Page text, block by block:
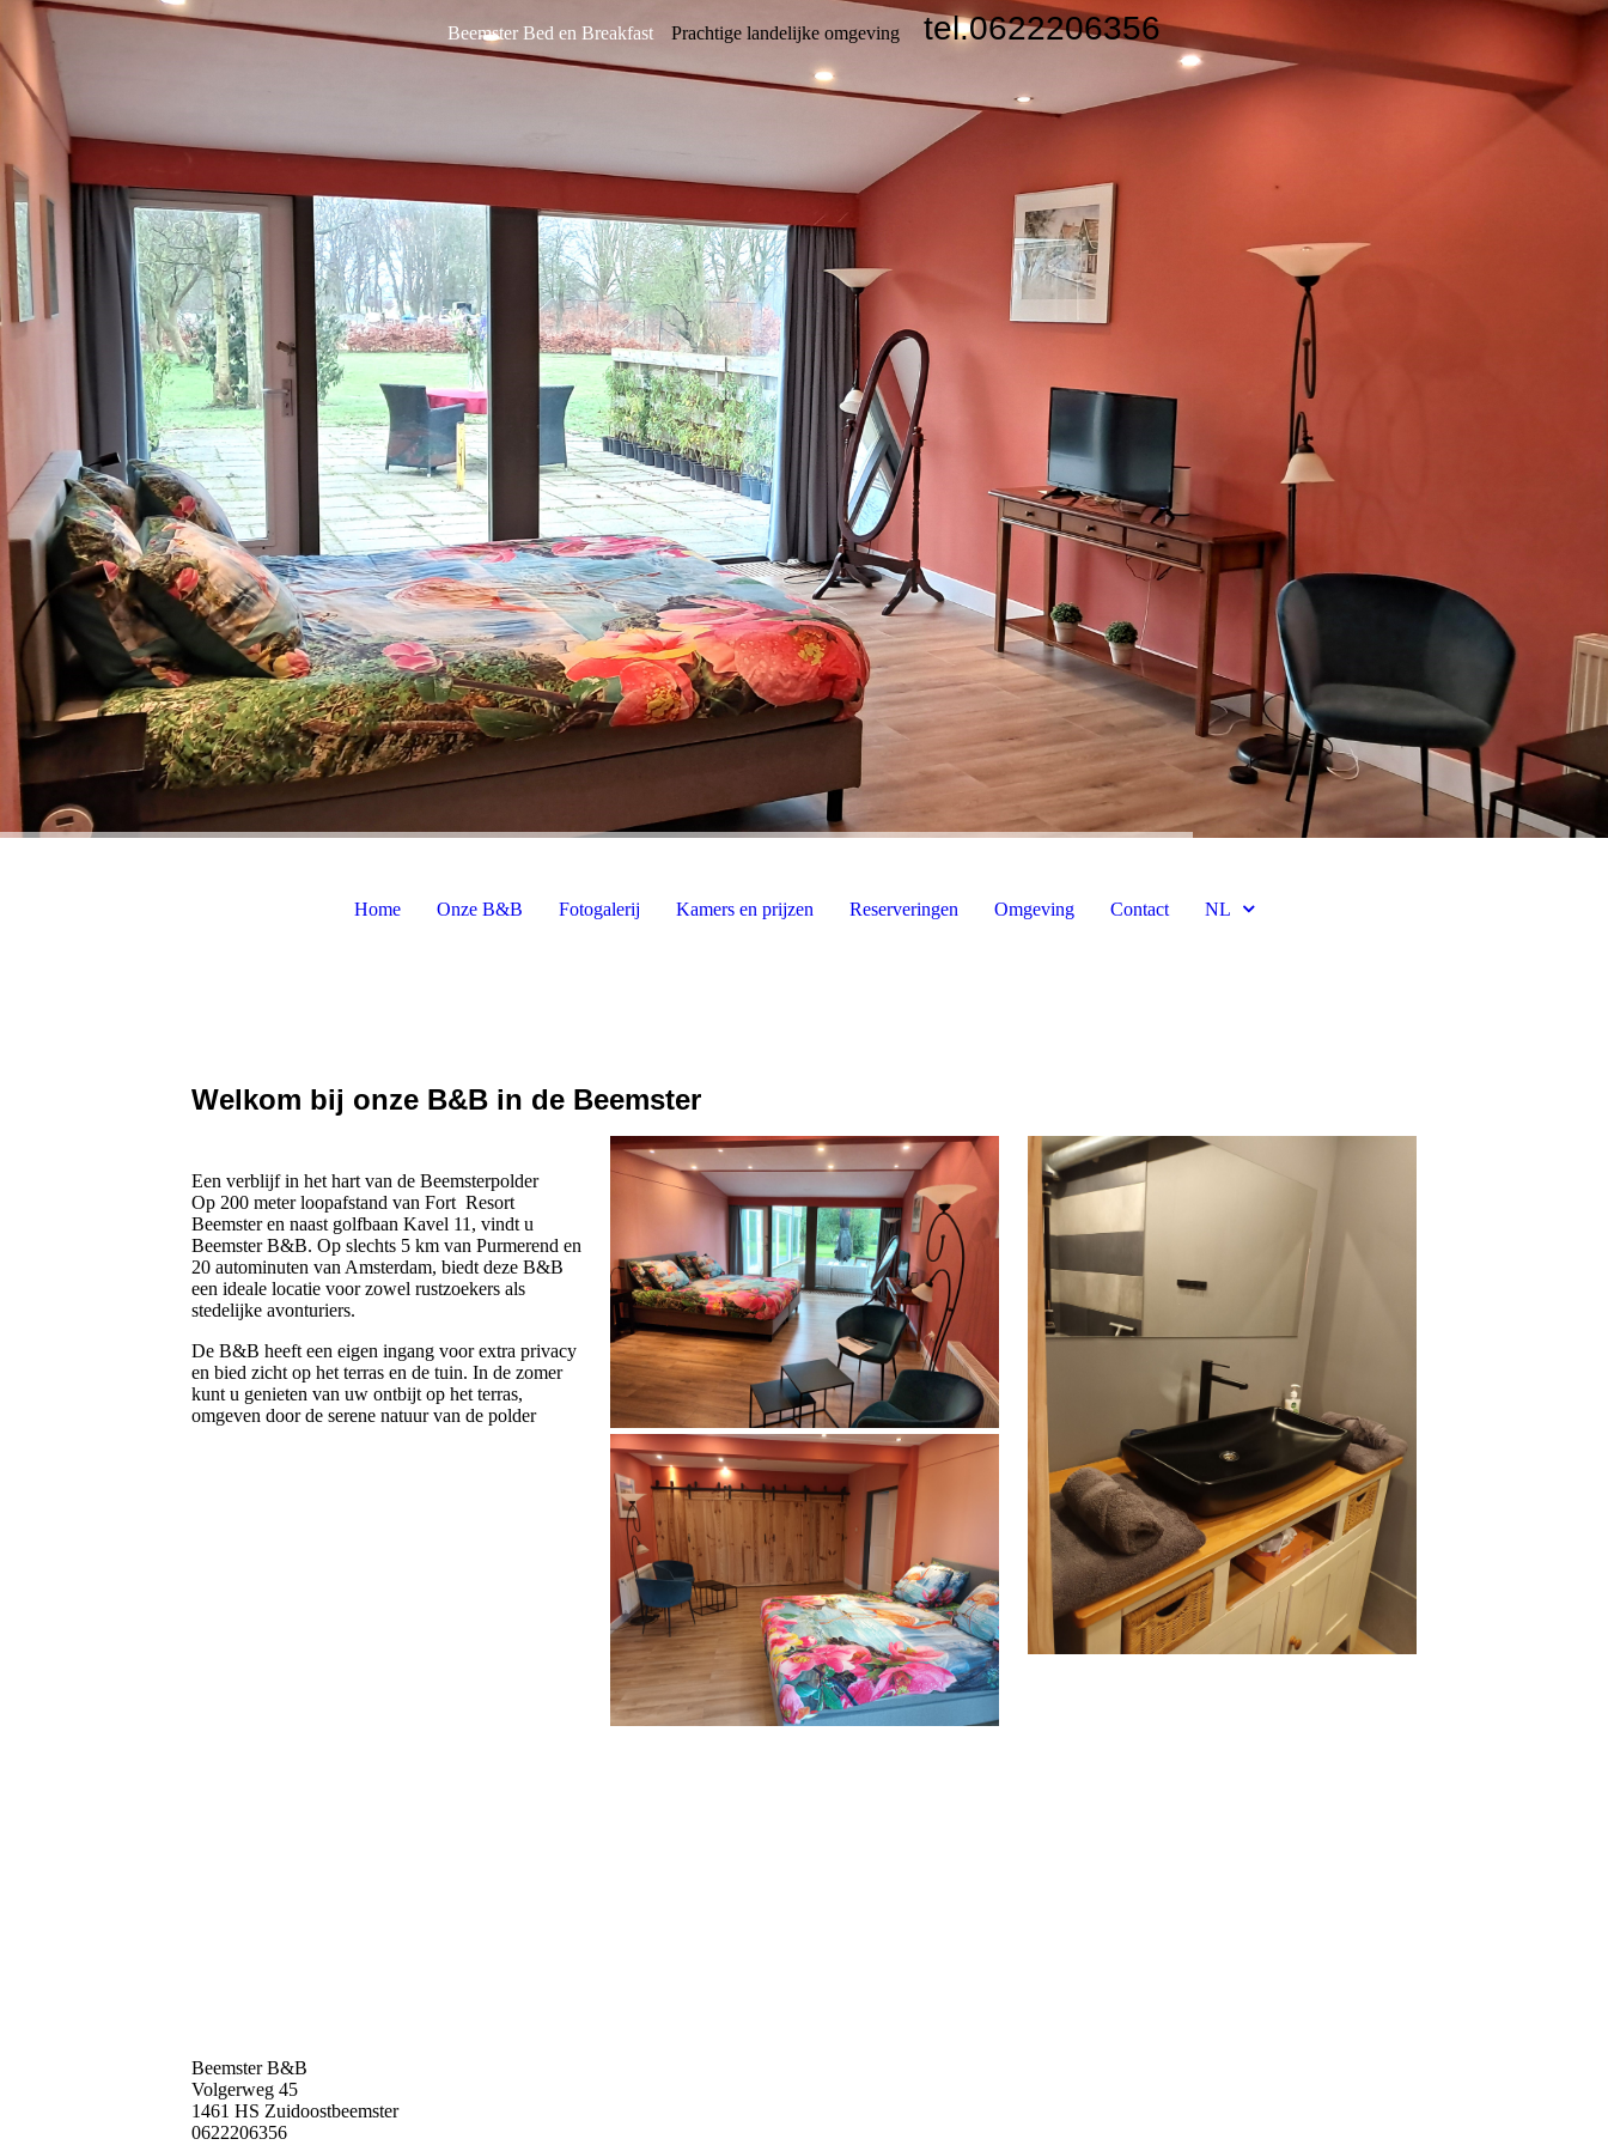
Beemster Bed en Breakfast Prachtige landelijke omgeving tel.0622206356
Home Onze B&B Fotogalerij Kamers en prijzen Reserveringen Omgeving Contact NL
Welkom bij onze B&B in de Beemster
Een verblijf in het hart van de Beemsterpolder
Op 200 meter loopafstand van Fort Resort
Beemster en naast golfbaan Kavel 11, vindt u
Beemster B&B. Op slechts 5 km van Purmerend en
20 autominuten van Amsterdam, biedt deze B&B
een ideale locatie voor zowel rustzoekers als
stedelijke avonturiers.
De B&B heeft een eigen ingang voor extra privacy
en bied zicht op het terras en de tuin. In de zomer
kunt u genieten van uw ontbijt op het terras,
omgeven door de serene natuur van de polder
Beemster B&B
Volgerweg 45
1461 HS Zuidoostbeemster
0622206356